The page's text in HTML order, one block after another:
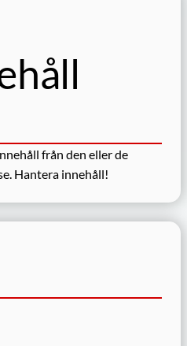
från den eller de
Hantera innehåll!